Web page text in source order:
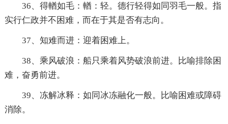
36、得輶如毛：輶：轻。德行轻得如同羽毛一般。指
实行仁政并不困难，而在于其是否有志向。
37、知难而进：迎着困难上。
38、乘风破浪：船只乘着风势破浪前进。比喻排除困
难，奋勇前进。
39、冻解冰释：如同冰冻融化一般。比喻困难或障碍
消除。